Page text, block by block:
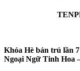
Khóa Hè bán trú lần
Ngoại Ngữ Tinh Hoa